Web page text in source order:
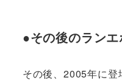
●その後のラン
その後、2005年に